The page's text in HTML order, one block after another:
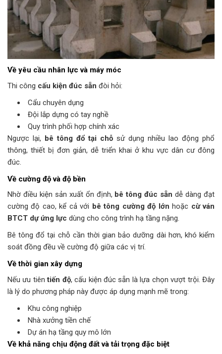
Về yêu cầu nhân lực và máy móc
Thi công cấu kiện đúc sẵn đòi hỏi:
Cẩu chuyên dụng
Đội lắp dựng có tay nghề
Quy trình phối hợp chính xác
Ngược lại, bê tông đổ tại chỗ sử dụng nhiều lao động phổ
thông, thiết bị đơn giản, dễ triển khai ở khu vực dân cư đông
đúc.
Về cường độ và độ bền
Nhờ điều kiện sản xuất ổn định, bê tông đúc sẵn dễ dàng đạt
cường độ cao, kể cả với bê tông cường độ lớn hoặc cừ ván
BTCT dự ứng lực dùng cho công trình hạ tầng nặng.
Bê tông đổ tại chỗ cần thời gian bảo dưỡng dài hơn, khó kiểm
soát đồng đều về cường độ giữa các vị trí.
Về thời gian xây dựng
Nếu ưu tiêntiến độ, cấu kiện đúc sẵn là lựa chọn vượt trội. Đây
là lý do phương pháp này được áp dụng mạnh mẽ trong:
Khu công nghiệp
Nhà xưởng tiền chế
Dự án hạ tầng quy mô lớn
Về khả năng chịu động đất và tải trọng đặc biệt